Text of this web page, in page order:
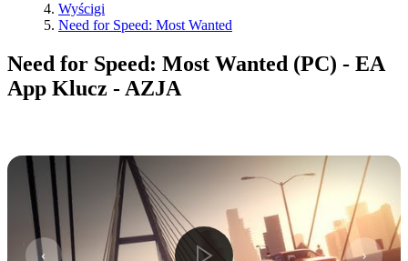
Wyścigi
Need for Speed: Most Wanted
Need for Speed: Most Wanted (PC) - EA
App Klucz - AZJA